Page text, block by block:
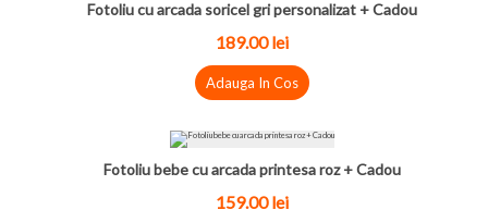
Fotoliu cu arcada soricel gri personalizat + Cadou
189.00 lei
Adauga In Cos
Fotoliu bebe cu arcada printesa roz + Cadou
159.00 lei